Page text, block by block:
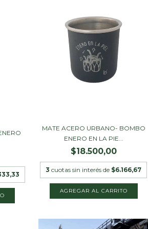
MATE ACERO URBANO- BOMBO
ENERO EN LA PIE...
$18.500,00
3 cuotas sin interés de $6.166,67